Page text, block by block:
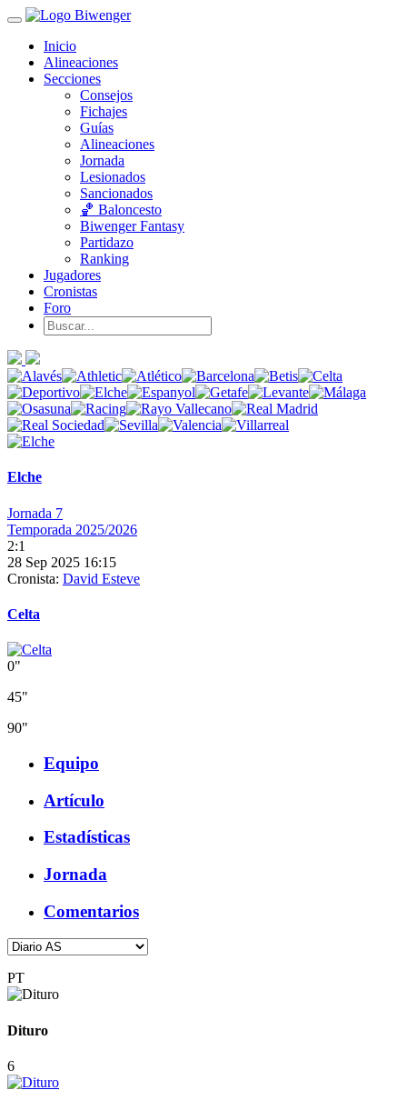
Inicio
Alineaciones
Secciones
Consejos
Fichajes
Guías
Alineaciones
Jornada
Lesionados
Sancionados
🏀 Baloncesto
Biwenger Fantasy
Partidazo
Ranking
Jugadores
Cronistas
Foro
Elche
Jornada 7
Temporada 2025/2026
2:1
28 Sep 2025 16:15
Cronista: David Esteve
Celta
0"
45"
90"
Equipo
Artículo
Estadísticas
Jornada
Comentarios
PT
Dituro
6